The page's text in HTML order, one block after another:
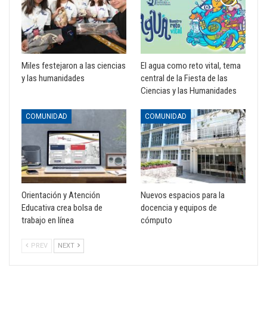
Miles festejaron a las ciencias
y las humanidades
El agua como reto vital, tema
central de la Fiesta de las
Ciencias y las Humanidades
COMUNIDAD
Orientación y Atención
Educativa crea bolsa de
trabajo en línea
COMUNIDAD
Nuevos espacios para la
docencia y equipos de
cómputo
PREV NEXT